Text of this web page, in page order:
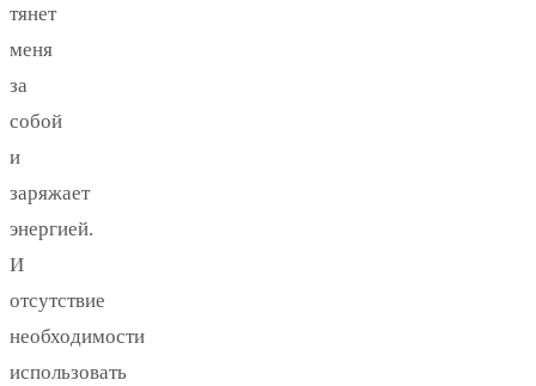
тянет
меня
за
собой
и
заряжает
энергией.
И
отсутствие
необходимости
использовать